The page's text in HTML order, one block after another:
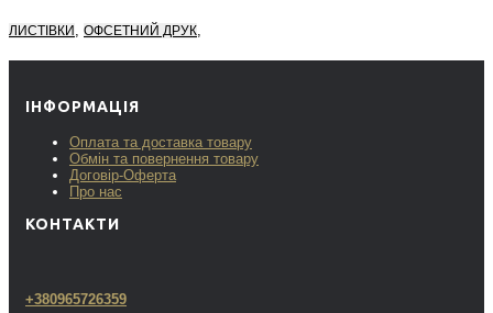
ЛИСТІВКИ , ОФСЕТНИЙ ДРУК,
ІНФОРМАЦІЯ
Оплата та доставка товару
Обмін та повернення товару
Договір-Оферта
Про нас
КОНТАКТИ
+380965726359